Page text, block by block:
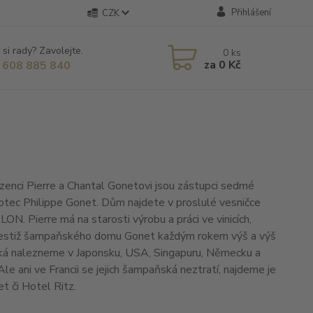
CZK Přihlášení
rady? Zavolejte.
885 840
0 ks
za 0 Kč
Pierre a Chantal Gonetovi jsou zástupci sedmé
Philippe Gonet. Dům najdete v proslulé vesničce
Pierre má na starosti výrobu a práci ve vinicích,
šampaňského domu Gonet každým rokem výš a výš
v Japonsku, USA, Singapuru, Německu a
ani ve Francii se jejich šampaňská neztratí, najdeme je
či Hotel Ritz.